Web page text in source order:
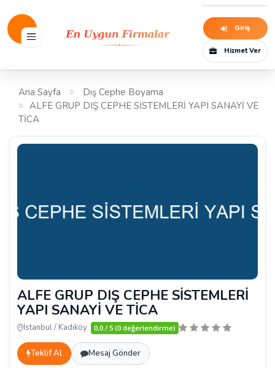
Giriş
Hizmet Ver
Ana Sayfa
Dış Cephe Boyama
ALFE GRUP DIŞ CEPHE SİSTEMLERİ YAPI SANAYİ VE
TİCA
ALFE GRUP DIŞ CEPHE SİSTEMLERİ
YAPI SANAYİ VE TİCA
İstanbul / Kadıköy 0,0 / 5 (0 değerlendirme)
Teklif Al Mesaj Gönder